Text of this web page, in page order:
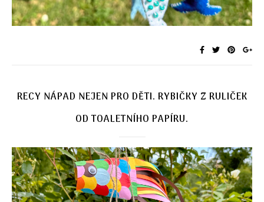
RECY NÁPAD NEJEN PRO DĚTI. RYBIČKY Z RULIČEK
OD TOALETNÍHO PAPÍRU.